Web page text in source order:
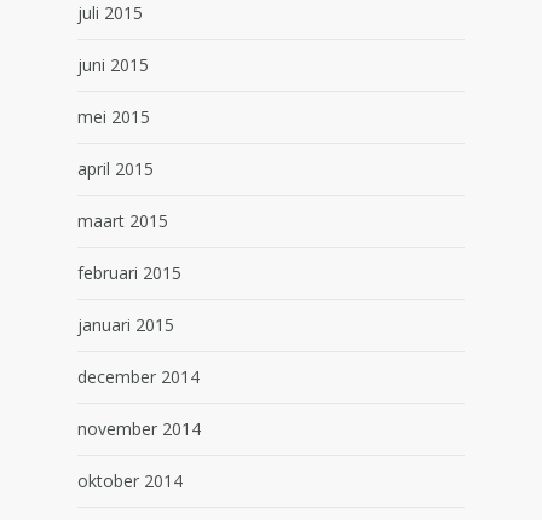
juli 2015
juni 2015
mei 2015
april 2015
maart 2015
februari 2015
januari 2015
december 2014
november 2014
oktober 2014